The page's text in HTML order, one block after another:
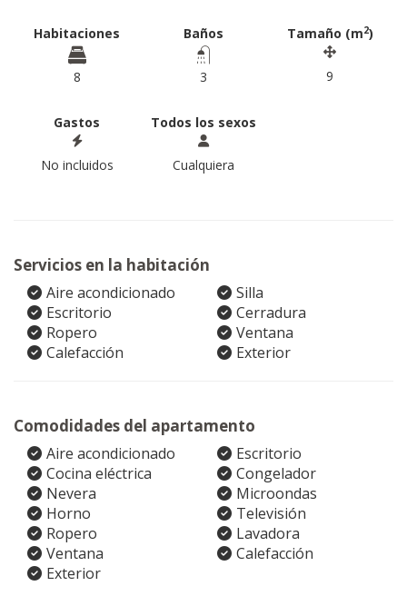
Habitaciones
8
Baños
3
Tamaño (m2)
9
Gastos
No incluidos
Todos los sexos
Cualquiera
Servicios en la habitación
Aire acondicionado
Silla
Escritorio
Cerradura
Ropero
Ventana
Calefacción
Exterior
Comodidades del apartamento
Aire acondicionado
Escritorio
Cocina eléctrica
Congelador
Nevera
Microondas
Horno
Televisión
Ropero
Lavadora
Ventana
Calefacción
Exterior